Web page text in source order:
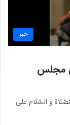
خبر
مجلس
و الصّلاة و السّلام علی